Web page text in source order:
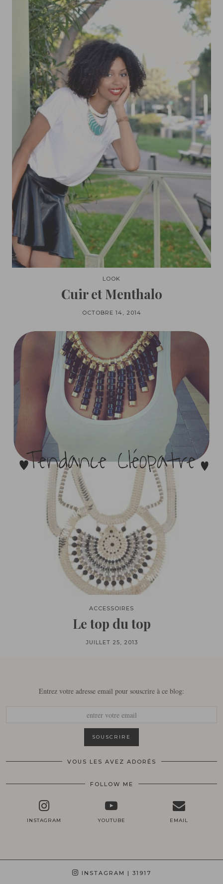
LOOK
Cuir et Menthalo
OCTOBRE 14, 2014
ACCESSOIRES
Le top du top
JUILLET 25, 2013
Entrez votre adresse email pour souscrire à ce blog:
VOUS LES AVEZ ADORÉS
FOLLOW ME
INSTAGRAM YOUTUBE EMAIL
INSTAGRAM | 31917